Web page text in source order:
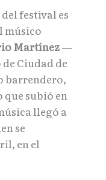
festival es
músico
Martínez—
Ciudad de
barrendero,
que subió en
llegó a
se
en el